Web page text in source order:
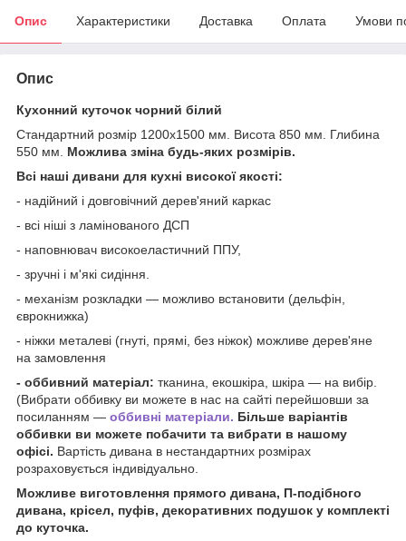
Опис Характеристики Доставка Оплата Умови
Опис
Кухонний куточок чорний білий
Стандартний розмір 1200х1500 мм. Висота 850 мм. Глибина
550 мм. Можлива зміна будь-яких розмірів.
Всі наші дивани для кухні високої якості:
- надійний і довговічний дерев'яний каркас
- всі ніші з ламінованого ДСП
- наповнювач високоеластичний ППУ,
- зручні і м'які сидіння.
- механізм розкладки — можливо встановити (дельфін,
єврокнижка)
- ніжки металеві (гнуті, прямі, без ніжок) можливе дерев'яне
на замовлення
- оббивний матеріал: тканина, екошкіра, шкіра — на вибір.
(Вибрати оббивку ви можете в нас на сайті перейшовши за
посиланням — оббивні матеріали. Більше варіантів
оббивки ви можете побачити та вибрати в нашому
офісі. Вартість дивана в нестандартних розмірах
розраховується індивідуально.
Можливе виготовлення прямого дивана, П-подібного
дивана, крісел, пуфів, декоративних подушок у комплекті
до куточка.